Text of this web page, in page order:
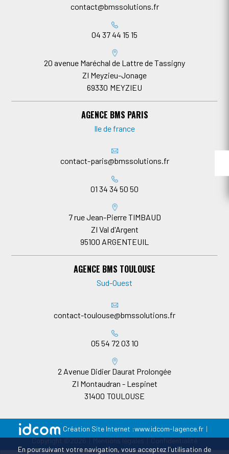
contact@bmssolutions.fr
04 37 44 15 15
20 avenue Maréchal de Lattre de Tassigny
ZI Meyzieu-Jonage
69330 MEYZIEU
AGENCE BMS PARIS
Ile de france
contact-paris@bmssolutions.fr
01 34 34 50 50
7 rue Jean-Pierre TIMBAUD
ZI Val d'Argent
95100 ARGENTEUIL
AGENCE BMS TOULOUSE
Sud-Ouest
contact-toulouse@bmssolutions.fr
05 54 72 03 10
2 Avenue Didier Daurat Prolongée
ZI Montaudran - Lespinet
31400 TOULOUSE
Création Site Internet :www.idcom-lagence.fr |
Copyright ©2026 | Mentions légales | Confidentialité
En poursuivant votre navigation, vous acceptez l'utilisation de